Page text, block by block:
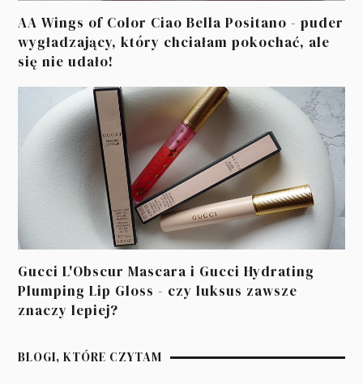
AA Wings of Color Ciao Bella Positano - puder
wygładzający, który chciałam pokochać, ale
się nie udało!
Gucci L'Obscur Mascara i Gucci Hydrating
Plumping Lip Gloss - czy luksus zawsze
znaczy lepiej?
BLOGI, KTÓRE CZYTAM